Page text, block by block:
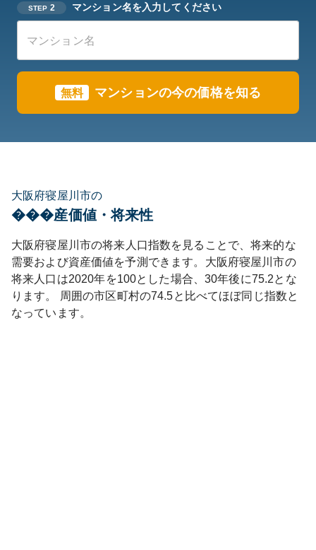
STEP 2 マンション名を入力してください
無料 マンションの今の価格を知る
大阪府寝屋川市の
���産価値・将来性
大阪府寝屋川市の将来人口指数を見ることで、将来的な
需要および資産価値を予測できます。 大阪府寝屋川市の
将来人口は2020年を100とした場合、30年後に75.2とな
ります。
周囲の市区町村の74.5と比べてほぼ同じ指数と
なっています。